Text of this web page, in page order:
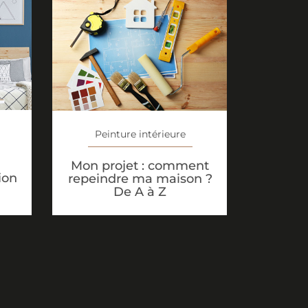
Peinture intérieure
Mon projet : comment
repeindre ma maison ?
De A à Z